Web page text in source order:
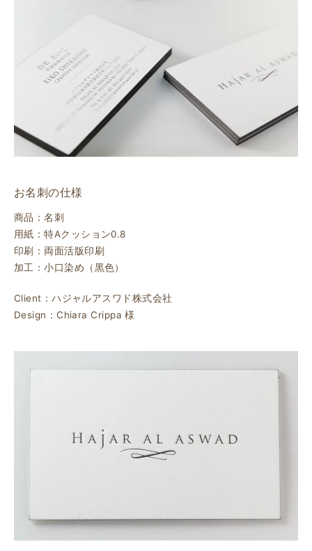
お名刺の仕様
商品：名刺
用紙：特Aクッション0.8
印刷：両面活版印刷
加工：小口染め（黒色）
Client：ハジャルアスワド株式会社
Design：Chiara Crippa 様